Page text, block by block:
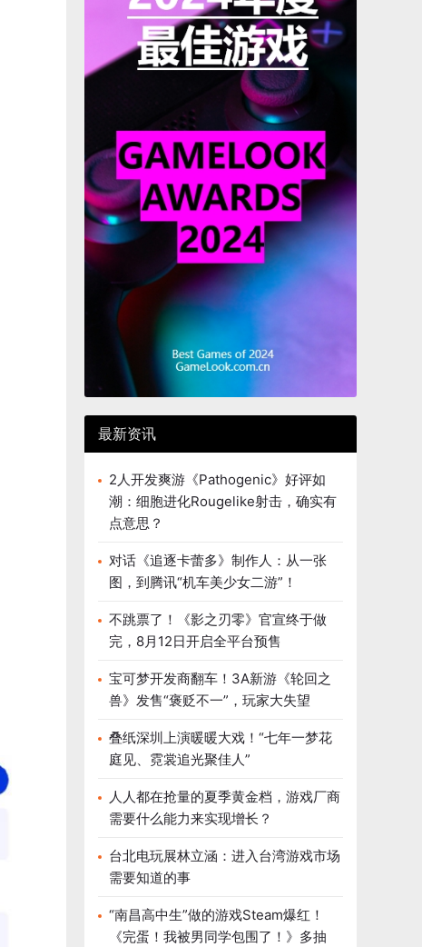
最新资讯
2人开发爽游《Pathogenic》好评如
潮：细胞进化Rougelike射击，确实有
点意思？
对话《追逐卡蕾多》制作人：从一张
图，到腾讯“机车美少女二游”！
不跳票了！《影之刃零》官宣终于做
完，8月12日开启全平台预售
宝可梦开发商翻车！3A新游《轮回之
兽》发售“褒贬不一”，玩家大失望
叠纸深圳上演暖暖大戏！“七年一梦花
庭见、霓裳追光聚佳人”
人人都在抢量的夏季黄金档，游戏厂商
需要什么能力来实现增长？
台北电玩展林立涵：进入台湾游戏市场
需要知道的事
“南昌高中生”做的游戏Steam爆红！
《完蛋！我被男同学包围了！》多抽